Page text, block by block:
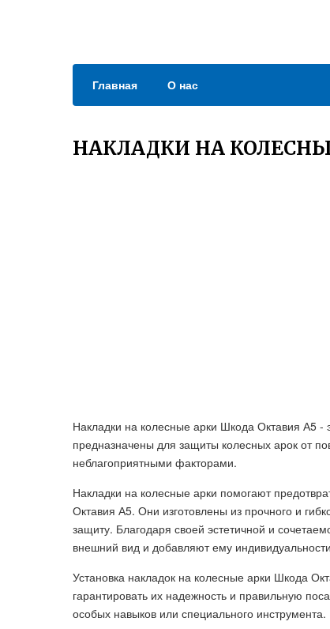
Главная О нас
НАКЛАДКИ НА
Накладки на колесные арки Шкода Октавия А5
предназначены для защиты колесных арок от
неблагоприятными факторами.
Накладки на колесные арки помогают
Октавия А5. Они изготовлены из прочного и
защиту. Благодаря своей эстетичной и
внешний вид и добавляют ему
Установка накладок на колесные арки Шкода
гарантировать их надежность и правильную
особых навыков или специального инструмента.